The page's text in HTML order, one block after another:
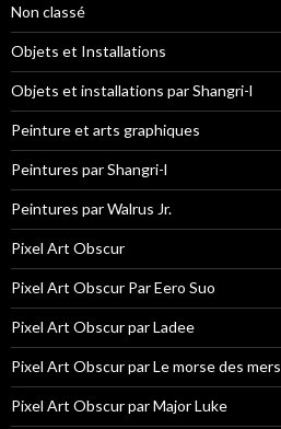
Non classé
Objets et Installations
Objets et installations par Shangri-l
Peinture et arts graphiques
Peintures par Shangri-l
Peintures par Walrus Jr.
Pixel Art Obscur
Pixel Art Obscur Par Eero Suo
Pixel Art Obscur par Ladee
Pixel Art Obscur par Le morse des mers
Pixel Art Obscur par Major Luke